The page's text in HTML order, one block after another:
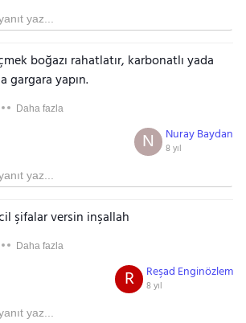
boğazı rahatlatır, karbonatlı yada
gargara yapın.
Daha fazla
Nuray Baydan
8 yıl
N
şifalar versin inşallah
Daha fazla
Reşad Enginözlem
8 yıl
R